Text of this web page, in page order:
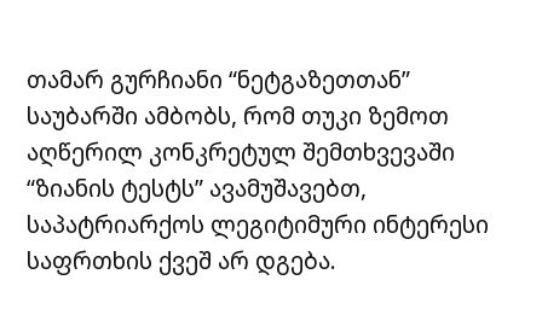
თამარ გურჩიანი “ნეტგაზეთთან”
საუბარში ამბობს, რომ თუკი ზემოთ
აღწერილ კონკრეტულ შემთხვევაში
“ზიანის ტესტს” ავამუშავებთ,
საპატრიარქოს ლეგიტიმური ინტერესი
საფრთხის ქვეშ არ დგება.